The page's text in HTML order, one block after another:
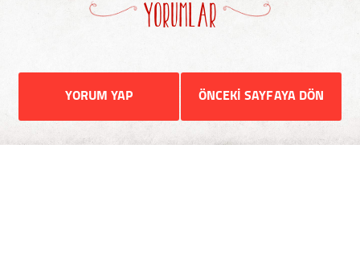
YORUMLAR
YORUM YAP ÖNCEKİ SAYFAYA DÖN